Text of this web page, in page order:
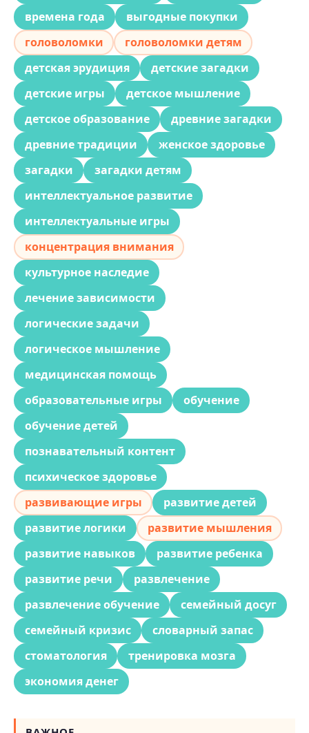
времена года
выгодные покупки
головоломки
головоломки детям
детская эрудиция
детские загадки
детские игры
детское мышление
детское образование
древние загадки
древние традиции
женское здоровье
загадки
загадки детям
интеллектуальное развитие
интеллектуальные игры
концентрация внимания
культурное наследие
лечение зависимости
логические задачи
логическое мышление
медицинская помощь
образовательные игры
обучение
обучение детей
познавательный контент
психическое здоровье
развивающие игры
развитие детей
развитие логики
развитие мышления
развитие навыков
развитие ребенка
развитие речи
развлечение
развлечение обучение
семейный досуг
семейный кризис
словарный запас
стоматология
тренировка мозга
экономия денег